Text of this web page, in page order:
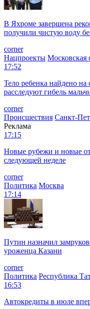
В Яхроме завершена
получили чистую воду
corner
Нацпроекты Московская
17:52
Тело ребенка найдено на
расследуют гибель
corner
Происшествия Санкт-
Реклама
17:15
Новые рубежи и новые
следующей неделе
corner
Политика Москва
17:14
Путин назначил
уроженца Казани
corner
Политика Республика
16:53
Автокредиты в июле